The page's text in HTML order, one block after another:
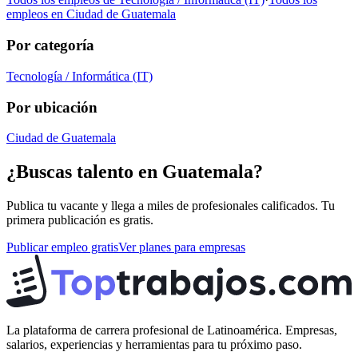
empleos en Ciudad de Guatemala
Por categoría
Tecnología / Informática (IT)
Por ubicación
Ciudad de Guatemala
¿Buscas talento en Guatemala?
Publica tu vacante y llega a miles de profesionales calificados. Tu
primera publicación es gratis.
Publicar empleo gratisVer planes para empresas
La plataforma de carrera profesional de Latinoamérica. Empresas,
salarios, experiencias y herramientas para tu próximo paso.